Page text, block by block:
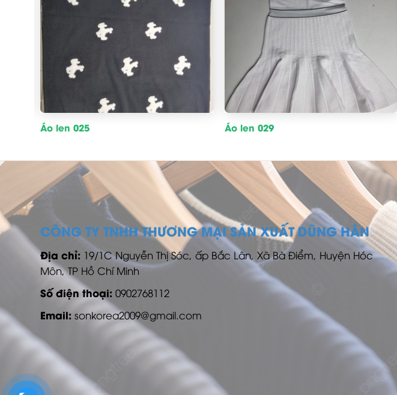
Áo len 025 Áo len 029
CÔNG TY TNHH THƯƠNG MẠI SẢN XUẤT DŨNG HÂN
Địa chỉ: 19/1C Nguyễn Thị Sóc, ấp Bắc Lân, Xã Bà Điểm, Huyện Hóc
Môn, TP Hồ Chí Minh
Số điện thoại: 0902768112
Email: sonkorea2009@gmail.com